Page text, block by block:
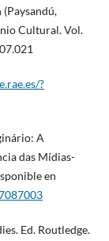
Cultural. Vol.
?
A
das Mídias-
en
Ed. Routledge.